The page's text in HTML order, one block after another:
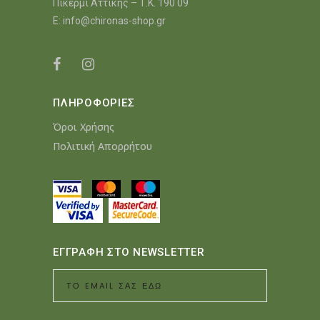
Πικέρμι Αττικής – Τ.Κ. 190 09
E: info@chironas-shop.gr
ΠΛΗΡΟΦΟΡΙΕΣ
Όροι Χρήσης
Πολιτική Απορρήτου
ΕΓΓΡΑΦΗ ΣΤΟ NEWSLETTER